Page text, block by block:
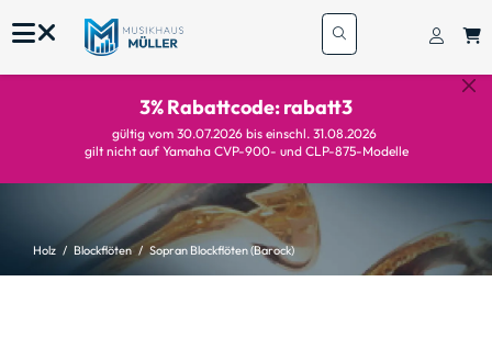
3% Rabattcode: rabatt3
gültig vom 30.07.2026 bis einschl. 31.08.2026
gilt nicht auf Yamaha CVP-900- und CLP-875-Modelle
Holz Blockflöten Sopran Blockflöten (Barock)